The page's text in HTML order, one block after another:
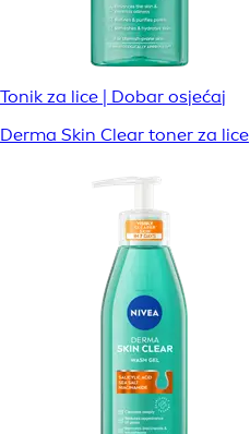
Tonik za lice | Dobar osjećaj
Derma Skin Clear toner za lice